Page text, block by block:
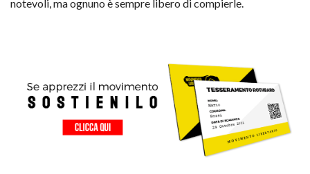
notevoli, ma ognuno è sempre libero di compierle.